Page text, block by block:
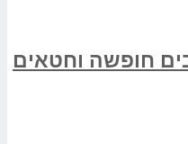
חופשה וחטאים